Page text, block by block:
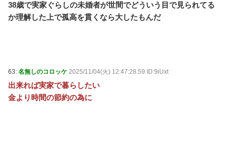
38歳で実家ぐらしの未婚者が世間でどういう目で見られてる
か理解した上で孤高を貫くなら大したもんだ
63: 名無しのコロッケ 2025/11/04(火) 12:47:28.59 ID:9iUxt
出来れば実家で暮らしたい
金より時間の節約の為に